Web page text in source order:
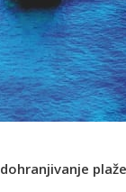
dohranjivanje plaže